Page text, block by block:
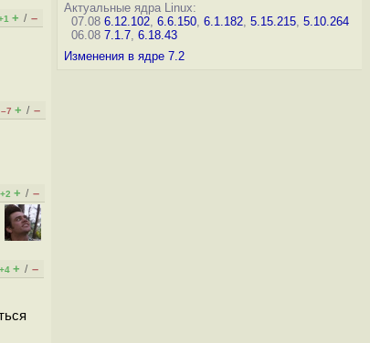
+ / –
–7 + / –
+2 + / –
+4 + / –
Актуальные ядра Linux:
07.08 6.12.102, 6.6.150, 6.1.182, 5.15.215, 5.10.264
06.08 7.1.7, 6.18.43
Изменения в ядре 7.2